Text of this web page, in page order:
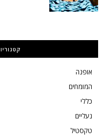
אופנה
המומחים
כללי
נעליים
טקסטיל